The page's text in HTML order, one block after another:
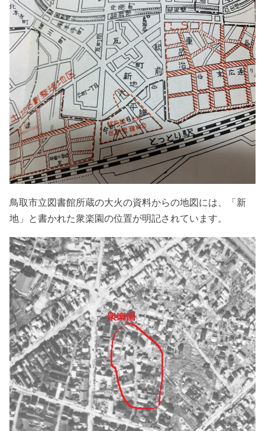
鳥取市立図書館所蔵の大火の資料からの地図には、「新
地」と書かれた衆楽園の位置が明記されています。